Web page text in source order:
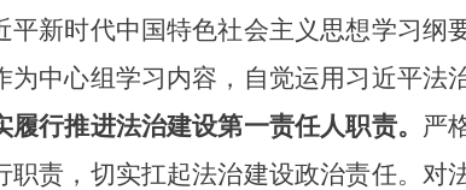
新时代中国特色社会主义思想学习纲
为中心组学习内容，自觉运用习近平法
履行推进法治建设第一责任人职责。 严
责，切实扛起法治建设政治责任。 对